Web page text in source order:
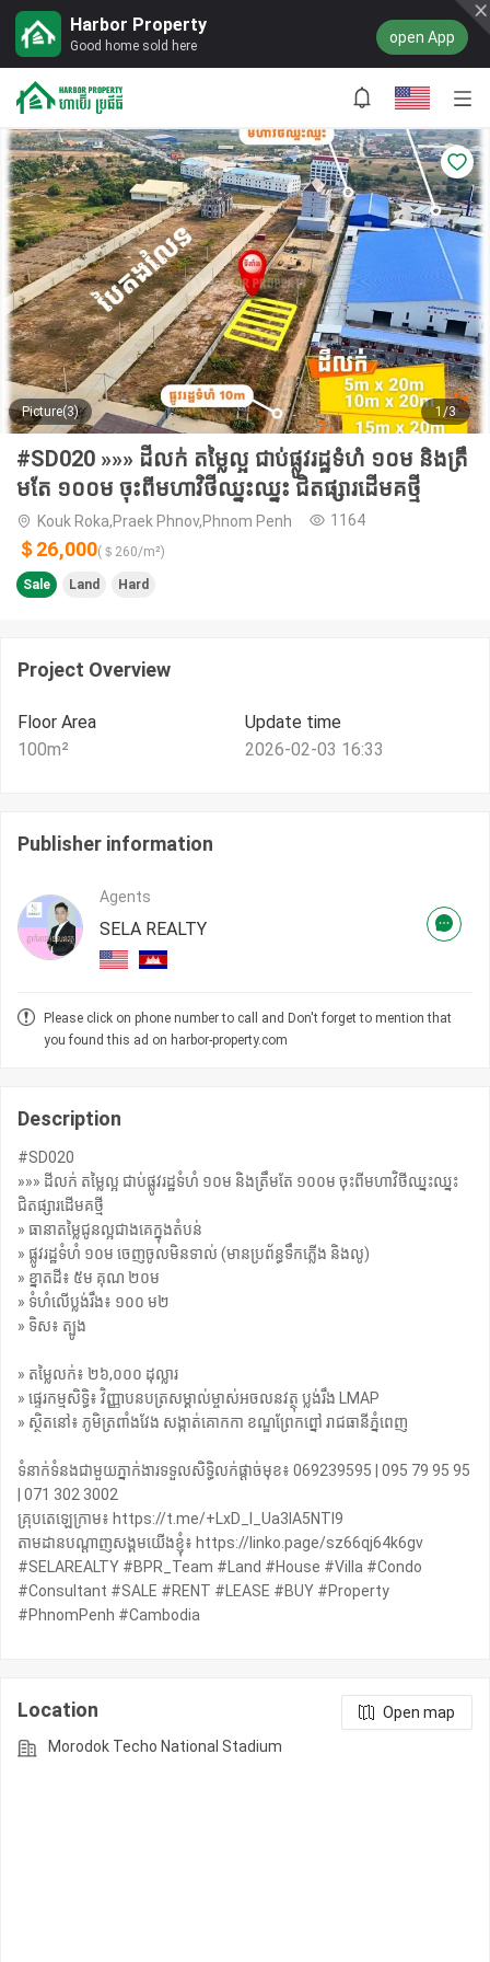
Harbor Property
Good home sold here open App
Picture(3) 1/3
#SD020 »»» ដីលក់ តម្លៃល្អ ជាប់ផ្លូវរដ្ឋទំហំ ១០ម និងត្រឹ
មតែ​ ១០០ម ចុះពីមហាវិថីឈ្នះឈ្នះ ជិតផ្សារដើមគថ្មី
Kouk Roka,Praek Phnov,Phnom Penh 1164
＄26,000(＄ 260/m²)
Sale Land Hard
Project Overview
Floor Area
100m²
Update time
2026-02-03 16:33
Publisher information
Agents
SELA REALTY
Please click on phone number to call and Don't forget to mention that
you found this ad on harbor-property.com
Description
#SD020
»»» ដីលក់ តម្លៃល្អ ជាប់ផ្លូវរដ្ឋទំហំ ១០ម និងត្រឹមតែ​ ១០០ម ចុះពីមហាវិថីឈ្នះឈ្នះ
ជិតផ្សារដើមគថ្មី
» ធានាតម្លៃជូនល្អជាងគេក្នុងតំបន់
» ផ្លូវរដ្ឋទំហំ ១០ម ចេញចូលមិនទាល់ (មានប្រព័ន្ធទឹកភ្លើង និងលូ)
» ខ្នាតដី៖ ៥ម គុណ ២០ម
» ទំហំលើប្លង់រឹង៖ ១០០ ម២
» ទិស៖ ត្បូង
» តម្លៃលក់៖ ២៦,០០០ ដុល្លារ
» ផ្ទេរកម្មសិទ្ធិ៖ វិញ្ញាបនបត្រសម្គាល់ម្ចាស់អចលនវត្ថុ ប្លង់រឹង LMAP
» ស្ថិតនៅ៖ ភូមិត្រពាំងវែង សង្កាត់គោកកា ខណ្ឌព្រែកព្នៅ រាជធានីភ្នំពេញ
ទំនាក់ទំនងជាមួយភ្នាក់ងារទទួលសិទ្ធិលក់ផ្តាច់មុខ៖ 069239595 | 095 79 95 95
| 071 302 3002
គ្រុបតេឡេក្រាម៖ https://t.me/+LxD_l_Ua3IA5NTI9
តាមដានបណ្តាញសង្គមយើងខ្ញុំ៖ https://linko.page/sz66qj64k6gv
#SELAREALTY #BPR_Team #Land #House #Villa #Condo
#Consultant #SALE #RENT #LEASE #BUY #Property
#PhnomPenh #Cambodia
Location
Open map
Morodok Techo National Stadium